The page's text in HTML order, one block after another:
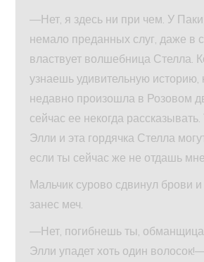
—Нет, я здесь ни при чем. У
немало преданных слуг, даже в
властвует волшебница Стелла.
узнаешь удивительную историю,
недавно произошла в Розовом
сейчас ее некогда
Элли и эта гордячка Стелла
если ты сейчас же не отдашь
Мальчик сурово сдвинул брови
занес меч.
—Нет, погибнешь ты,
Элли упадет хоть один